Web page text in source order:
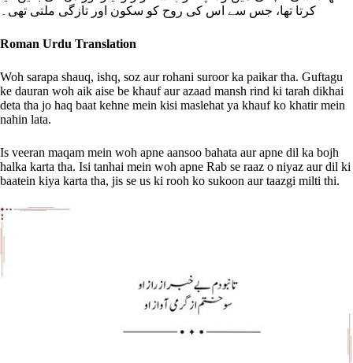
کرتا تھا، جس سے اس کی روح کو سکون اور تازگی ملتی تھی۔
Roman Urdu Translation
Woh sarapa shauq, ishq, soz aur rohani suroor ka paikar tha. Guftagu
ke dauran woh aik aise be khauf aur azaad mansh rind ki tarah dikhai
deta tha jo haq baat kehne mein kisi maslehat ya khauf ko khatir mein
nahin lata.
Is veeran maqam mein woh apne aansoo bahata aur apne dil ka bojh
halka karta tha. Isi tanhai mein woh apne Rab se raaz o niyaz aur dil ki
baatein kiya karta tha, jis se us ki rooh ko sukoon aur taazgi milti thi.